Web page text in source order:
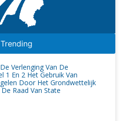
Trending
Verlenging Van De
1 En 2 Het Gebruik Van
Door Het Grondwettelijk
Raad Van State